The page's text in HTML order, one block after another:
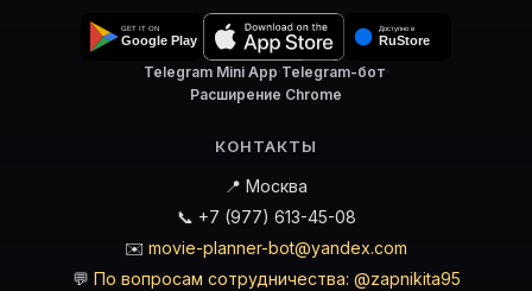
Telegram Mini App·Telegram-бот·
Расширение Chrome
КОНТАКТЫ
📍 Москва
📞 +7 (977) 613-45-08
✉️ movie-planner-bot@yandex.com
💬 По вопросам сотрудничества: @zapnikita95